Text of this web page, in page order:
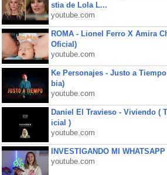
stia de Lola L...
youtube.com
ROMA - Lionel Ferro X Amira
Oficial)
youtube.com
Ke Personajes - Justo a
bia)
youtube.com
Daniel El Travieso - Viviendo (
icial )
youtube.com
INVESTIGANDO MI WHATSAPP
youtube.com